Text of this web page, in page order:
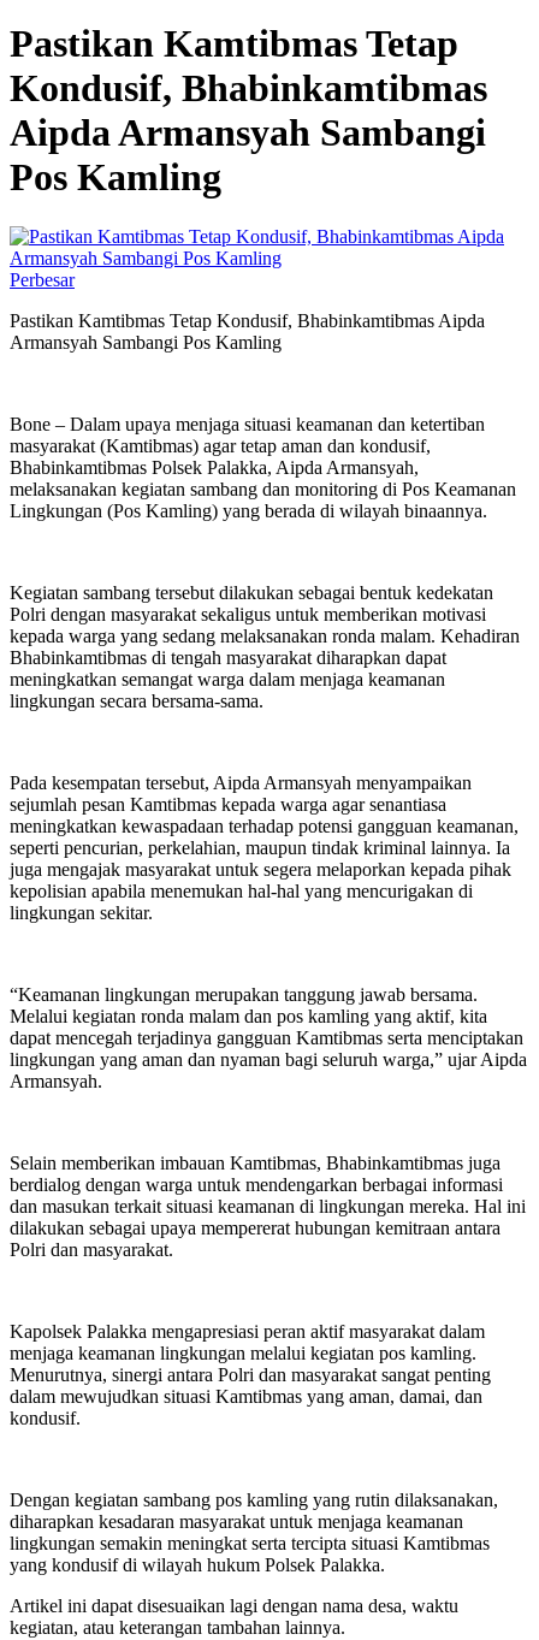
Pastikan Kamtibmas Tetap
Kondusif, Bhabinkamtibmas
Aipda Armansyah Sambangi
Pos Kamling
Perbesar
Pastikan Kamtibmas Tetap Kondusif, Bhabinkamtibmas Aipda
Armansyah Sambangi Pos Kamling
‎Bone – Dalam upaya menjaga situasi keamanan dan ketertiban
masyarakat (Kamtibmas) agar tetap aman dan kondusif,
Bhabinkamtibmas Polsek Palakka, Aipda Armansyah,
melaksanakan kegiatan sambang dan monitoring di Pos Keamanan
Lingkungan (Pos Kamling) yang berada di wilayah binaannya.
‎Kegiatan sambang tersebut dilakukan sebagai bentuk kedekatan
Polri dengan masyarakat sekaligus untuk memberikan motivasi
kepada warga yang sedang melaksanakan ronda malam. Kehadiran
Bhabinkamtibmas di tengah masyarakat diharapkan dapat
meningkatkan semangat warga dalam menjaga keamanan
lingkungan secara bersama-sama.
‎Pada kesempatan tersebut, Aipda Armansyah menyampaikan
sejumlah pesan Kamtibmas kepada warga agar senantiasa
meningkatkan kewaspadaan terhadap potensi gangguan keamanan,
seperti pencurian, perkelahian, maupun tindak kriminal lainnya. Ia
juga mengajak masyarakat untuk segera melaporkan kepada pihak
kepolisian apabila menemukan hal-hal yang mencurigakan di
lingkungan sekitar.
‎“Keamanan lingkungan merupakan tanggung jawab bersama.
Melalui kegiatan ronda malam dan pos kamling yang aktif, kita
dapat mencegah terjadinya gangguan Kamtibmas serta menciptakan
lingkungan yang aman dan nyaman bagi seluruh warga,” ujar Aipda
Armansyah.
‎Selain memberikan imbauan Kamtibmas, Bhabinkamtibmas juga
berdialog dengan warga untuk mendengarkan berbagai informasi
dan masukan terkait situasi keamanan di lingkungan mereka. Hal ini
dilakukan sebagai upaya mempererat hubungan kemitraan antara
Polri dan masyarakat.
‎Kapolsek Palakka mengapresiasi peran aktif masyarakat dalam
menjaga keamanan lingkungan melalui kegiatan pos kamling.
Menurutnya, sinergi antara Polri dan masyarakat sangat penting
dalam mewujudkan situasi Kamtibmas yang aman, damai, dan
kondusif.
‎Dengan kegiatan sambang pos kamling yang rutin dilaksanakan,
diharapkan kesadaran masyarakat untuk menjaga keamanan
lingkungan semakin meningkat serta tercipta situasi Kamtibmas
yang kondusif di wilayah hukum Polsek Palakka.
‎Artikel ini dapat disesuaikan lagi dengan nama desa, waktu
kegiatan, atau keterangan tambahan lainnya.